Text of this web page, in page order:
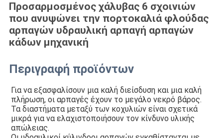
Προσαρμοσμένος χάλυβας 6 σχοινιών
που ανυψώνει την πορτοκαλιά φλούδας
αρπαγών υδραυλική αρπαγή αρπαγών
κάδων μηχανική
Περιγραφή προϊόντων
Για να εξασφαλίσουν μια καλή διείσδυση και μια καλή
πλήρωση, οι αρπαγές έχουν το μεγάλο νεκρό βάρος.
Τα διαστήματα μεταξύ των κοχυλιών είναι σχετικά
μικρά για να ελαχιστοποιήσουν τον κίνδυνο υλικής
απώλειας.